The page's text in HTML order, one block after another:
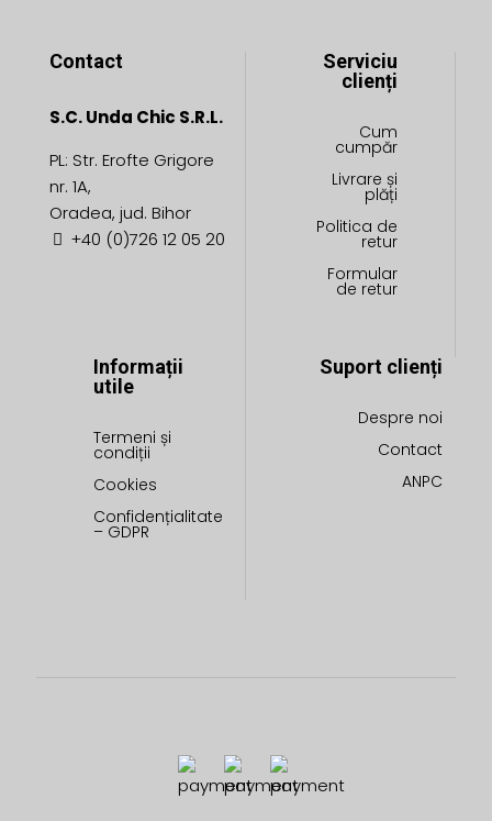
Contact
S.C. Unda Chic S.R.L.
PL: Str. Erofte Grigore
nr. 1A,
Oradea, jud. Bihor
+40 (0)726 12 05 20
Serviciu
clienți
Cum
cumpăr
Livrare și
plăți
Politica de
retur
Formular
de retur
Informații
utile
Termeni și
condiții
Cookies
Confidențialitate
– GDPR
Suport clienți
Despre noi
Contact
ANPC